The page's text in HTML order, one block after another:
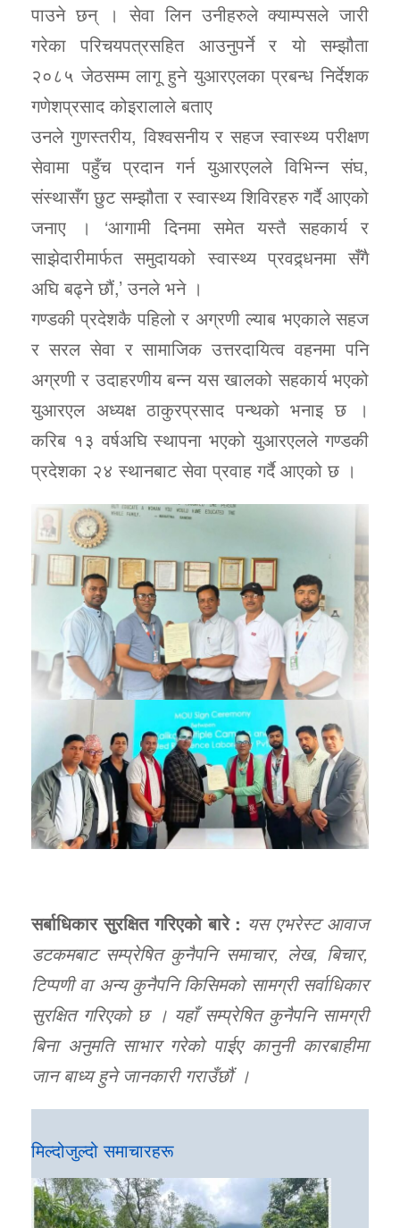
पाउने छन् । सेवा लिन उनीहरुले क्याम्पसले जारी
गरेका परिचयपत्रसहित आउनुपर्ने र यो सम्झौता
२०८५ जेठसम्म लागू हुने युआरएलका प्रबन्ध निर्देशक
गणेशप्रसाद कोइरालाले बताए
उनले गुणस्तरीय, विश्वसनीय र सहज स्वास्थ्य परीक्षण
सेवामा पहुँच प्रदान गर्न युआरएलले विभिन्न संघ,
संस्थासँग छुट सम्झौता र स्वास्थ्य शिविरहरु गर्दै आएको
जनाए । ‘आगामी दिनमा समेत यस्तै सहकार्य र
साझेदारीमार्फत समुदायको स्वास्थ्य प्रवद्र्धनमा सँगै
अघि बढ्ने छौं,’ उनले भने ।
गण्डकी प्रदेशकै पहिलो र अग्रणी ल्याब भएकाले सहज
र सरल सेवा र सामाजिक उत्तरदायित्व वहनमा पनि
अग्रणी र उदाहरणीय बन्न यस खालको सहकार्य भएको
युआरएल अध्यक्ष ठाकुरप्रसाद पन्थको भनाइ छ ।
करिब १३ वर्षअघि स्थापना भएको युआरएलले गण्डकी
प्रदेशका २४ स्थानबाट सेवा प्रवाह गर्दै आएको छ ।
सर्बाधिकार सुरक्षित गरिएको बारे : यस एभरेस्ट आवाज
डटकमबाट सम्प्रेषित कुनैपनि समाचार, लेख, बिचार,
टिप्पणी वा अन्य कुनैपनि किसिमको सामग्री सर्वाधिकार
सुरक्षित गरिएको छ । यहाँ सम्प्रेषित कुनैपनि सामग्री
बिना अनुमति साभार गरेको पाईए कानुनी कारबाहीमा
जान बाध्य हुने जानकारी गराउँछौं ।
मिल्दोजुल्दो समाचारहरू